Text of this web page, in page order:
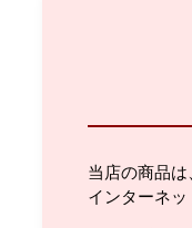
当店の商品は
インターネ